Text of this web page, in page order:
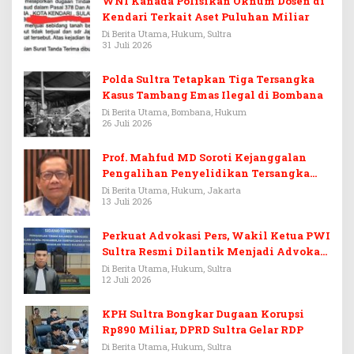
Kendari Terkait Aset Puluhan Miliar
Di Berita Utama, Hukum, Sultra
31 Juli 2026
Polda Sultra Tetapkan Tiga Tersangka
Kasus Tambang Emas Ilegal di Bombana
Di Berita Utama, Bombana, Hukum
26 Juli 2026
Prof. Mahfud MD Soroti Kejanggalan
Pengalihan Penyelidikan Tersangka
Febrie Adriansyah
Di Berita Utama, Hukum, Jakarta
13 Juli 2026
Perkuat Advokasi Pers, Wakil Ketua PWI
Sultra Resmi Dilantik Menjadi Advokat
PERADI
Di Berita Utama, Hukum, Sultra
12 Juli 2026
KPH Sultra Bongkar Dugaan Korupsi
Rp890 Miliar, DPRD Sultra Gelar RDP
Di Berita Utama, Hukum, Sultra